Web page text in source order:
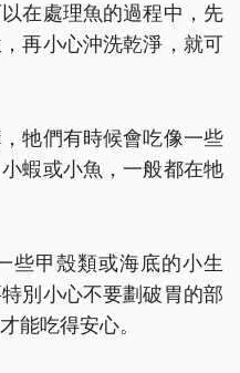
在處理魚的過程中，先
再小心沖洗乾淨，就可
牠們有時候會吃像一些
蝦或小魚，一般都在牠
些甲殼類或海底的小生
別小心不要劃破胃的部
能吃得安心。